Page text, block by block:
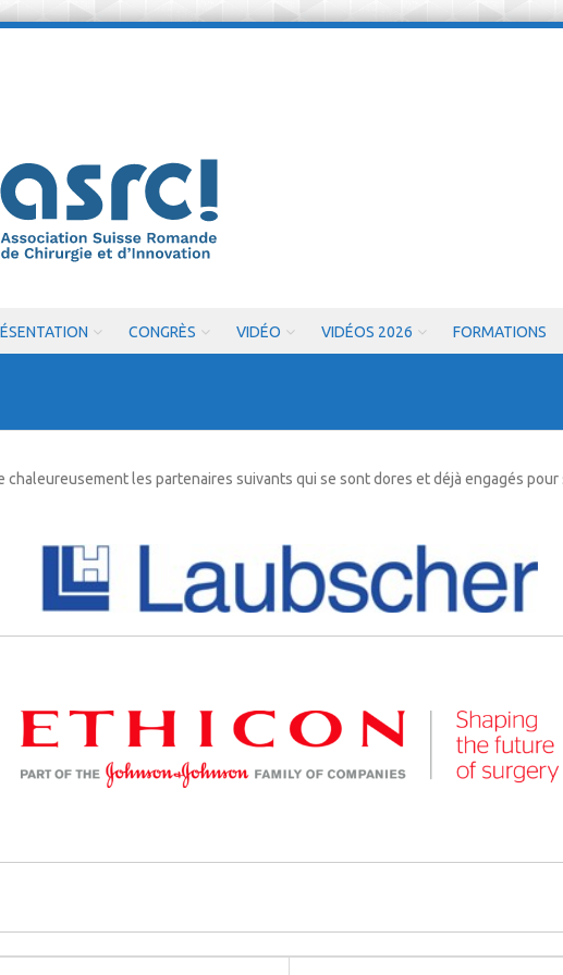
CONGRÈS VIDÉO VIDÉOS 2026 FORMATIONS
chaleureusement les partenaires suivants qui se sont dores et déjà engagés pour